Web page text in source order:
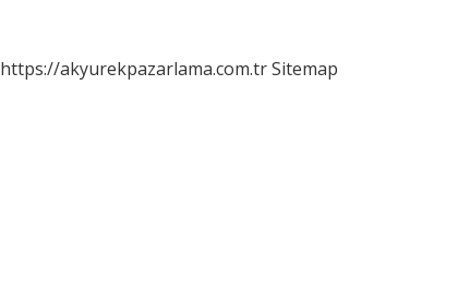
https://akyurekpazarlama.com.trSitemap